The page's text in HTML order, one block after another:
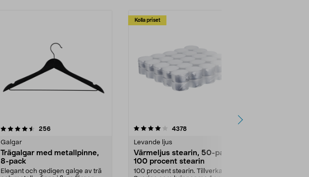
256recensioner
Galgar
Trägalgar med metallpinne,
8-pack
Elegant och gedigen galge av trä
Kolla priset
4.0av 5 stjärnor 4378recensioner
Levande ljus
Värmeljus stearin, 50-pack,
100 procent stearin
100 procent stearin. Tillverkade i
4.5av 5 stjärnor